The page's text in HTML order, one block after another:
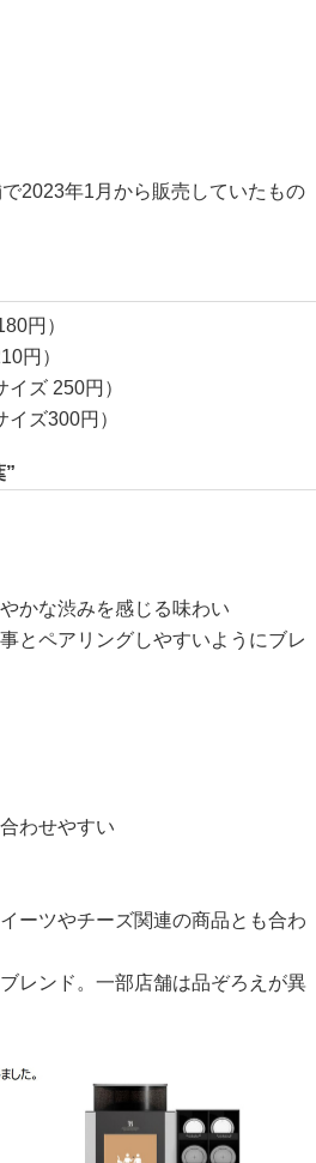
2023年1月から販売していたもの
円）
円）
ズ 250円）
ズ300円）
”
かな渋みを感じる味わい
とペアリングしやすいようにブレ
わせやすい
ーツやチーズ関連の商品とも合わ
レンド。一部店舗は品ぞろえが異